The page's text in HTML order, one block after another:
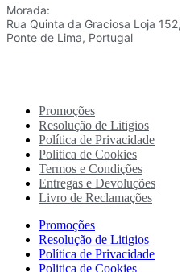
Morada:
Rua Quinta da Graciosa Loja 152,
Ponte de Lima, Portugal
Promoções
Resolução de Litigios
Política de Privacidade
Politica de Cookies
Termos e Condições
Entregas e Devoluções
Livro de Reclamações
Promoções
Resolução de Litigios
Política de Privacidade
Politica de Cookies